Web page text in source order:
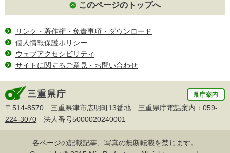
このページのトップへ
リンク・著作権・免責事項・ダウンロード
個人情報保護ポリシー
ウェブアクセシビリティ
サイトに関するご意見・お問い合わせ
〒514-8570 三重県津市広明町13番地 三重県庁電話案内： 059-
224-3070 法人番号5000020240001
各ページの記載記事、写真の無断転載を禁じます。